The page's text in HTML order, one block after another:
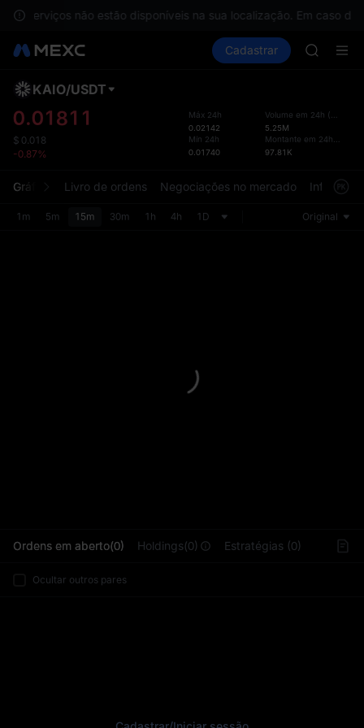
os serviços não estão disponíveis na sua localização. Em caso
Mercados Spot Futuros
Cadastrar
SPCX
UNITREE
Unitree
KAIO/USDT
0.01811
$ 0.018
-0.87%
Máx 24h
0.02142
Mín 24h
0.01740
Volume em 24h (
5.25M
97.81K
Gráfico Livro de ordens Negociações no mercado
1m 5m 15m 30m 1h 4h 1D Original
Ordens em aberto(0) Holdings(0) Estratégias (0)
Ocultar outros pares